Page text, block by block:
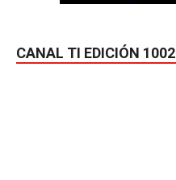
CANAL TI EDICIÓN 1002